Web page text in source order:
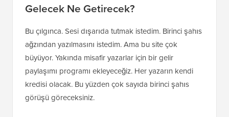
Gelecek Ne Getirecek?
Bu çılgınca. Sesi dışarıda tutmak istedim. Birinci şahıs
ağzından yazılmasını istedim. Ama bu site çok
büyüyor. Yakında misafir yazarlar için bir gelir
paylaşımı programı ekleyeceğiz. Her yazarın kendi
kredisi olacak. Bu yüzden çok sayıda birinci şahıs
görüşü göreceksiniz.